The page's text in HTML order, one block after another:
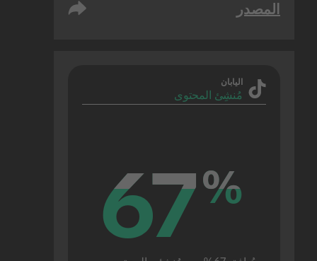
المصدر
اليابان
مُنشِئ المحتوى
67%
67%